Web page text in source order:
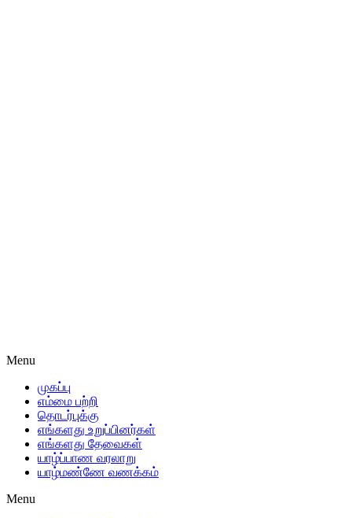
Menu
முகப்பு
எம்மை பற்றி
தொடர்புக்கு
எங்களது உறுப்பினர்கள்
எங்களது தேவைகள்
யாழ்ப்பாண வரலாறு
யாழ்மண்ணே வணக்கம்
Menu